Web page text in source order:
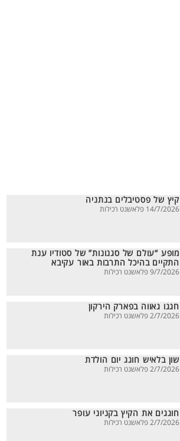
קיץ של פסטיבלים בנתניה
14/7/2026 פלאשנט רכילות
מופע “עולם של סגנונות” של סטודיו ענת
התקיים בהיכל התרבות באור עקיבא
9/7/2026 פלאשנט רכילות
חגגו גאווה בפארק הירקון
2/7/2026 פלאשנט רכילות
שון בלאיש חוגג יום הולדת
2/7/2026 פלאשנט רכילות
חוגגים את הקיץ בקניוני עופר
2/7/2026 פלאשנט רכילות